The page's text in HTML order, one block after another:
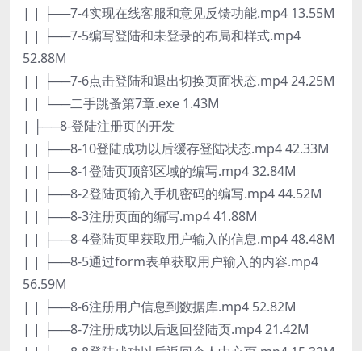
| | ├──7-4实现在线客服和意见反馈功能.mp4 13.55M
| | ├──7-5编写登陆和未登录的布局和样式.mp4
52.88M
| | ├──7-6点击登陆和退出切换页面状态.mp4 24.25M
| | └──二手跳蚤第7章.exe 1.43M
| ├──8-登陆注册页的开发
| | ├──8-10登陆成功以后缓存登陆状态.mp4 42.33M
| | ├──8-1登陆页顶部区域的编写.mp4 32.84M
| | ├──8-2登陆页输入手机密码的编写.mp4 44.52M
| | ├──8-3注册页面的编写.mp4 41.88M
| | ├──8-4登陆页里获取用户输入的信息.mp4 48.48M
| | ├──8-5通过form表单获取用户输入的内容.mp4
56.59M
| | ├──8-6注册用户信息到数据库.mp4 52.82M
| | ├──8-7注册成功以后返回登陆页.mp4 21.42M